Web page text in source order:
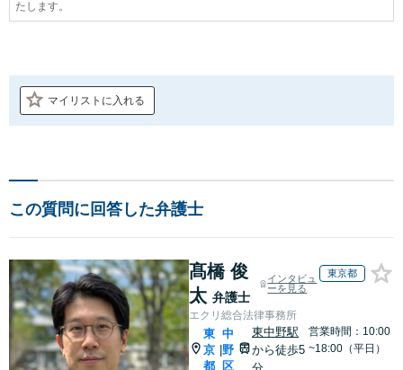
たします。
マイリストに入れる
この質問に回答した弁護士
髙橋 俊
太 弁護士
インタビュ
ーを見る
東京都
エクリ総合法律事務所
東
京
都
中
野
区
東中野駅
から徒歩5
分
営業時間：10:00
~18:00（平日）